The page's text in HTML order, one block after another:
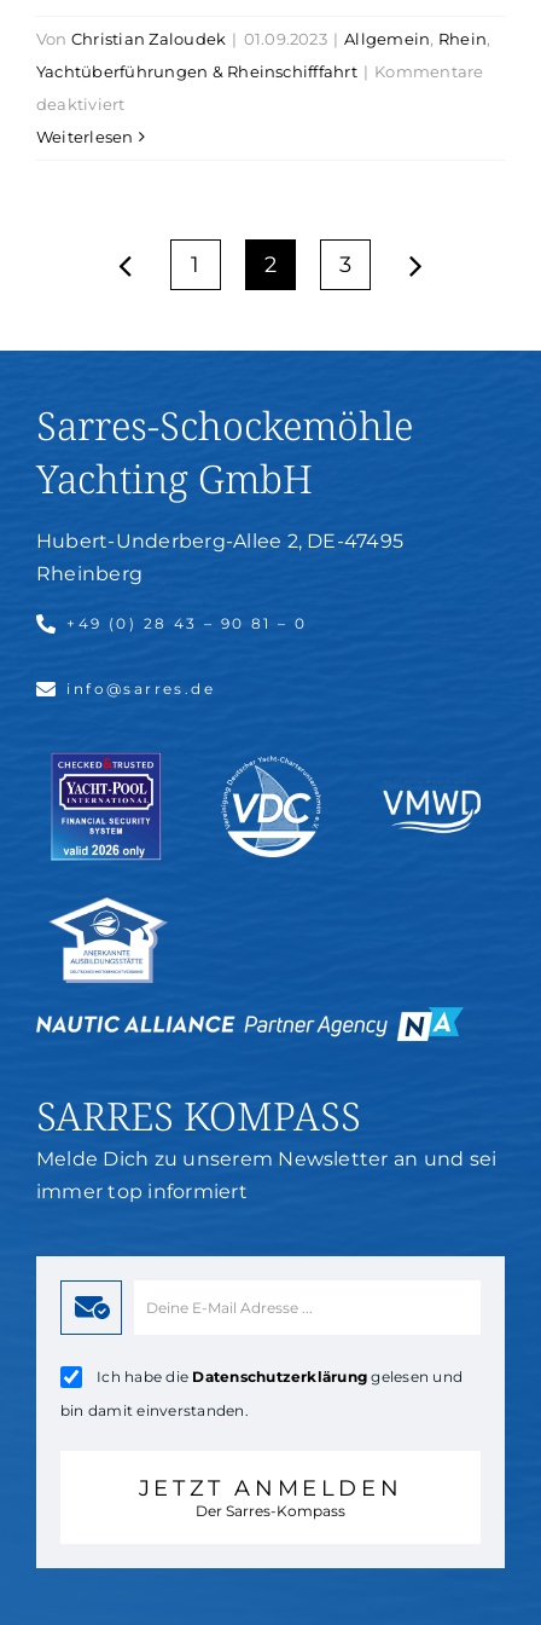
Von Christian Zaloudek | 01.09.2023 | Allgemein, Rhein,
Yachtüberführungen & Rheinschifffahrt | Kommentare
deaktiviertfür
Nachts
(Rhein)
Weiterlesen
1 2 3
Sarres-Schockemöhle
Yachting GmbH
Hubert-Underberg-Allee 2, DE-47495
Rheinberg
+49 (0) 28 43 – 90 81 – 0
info@sarres.de
SARRES KOMPASS
Melde Dich zu unserem Newsletter an und sei
immer top informiert
Ich habe die Datenschutzerklärung gelesen und
bin damit einverstanden.
JETZT ANMELDEN
Der Sarres-Kompass